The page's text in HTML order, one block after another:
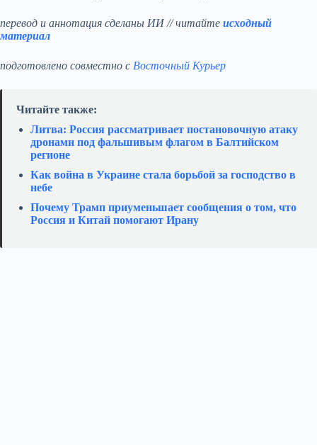
перевод и аннотация сделаны ИИ // читайте исходный
материал
подготовлено совместно с Восточный Курьер
Читайте также:
Литва: Россия рассматривает постановочную атаку
дронами под фальшивым флагом в Балтийском
регионе
Как война в Украине стала борьбой за господство в
небе
Почему Трамп приуменьшает сообщения о том, что
Россия и Китай помогают Ирану